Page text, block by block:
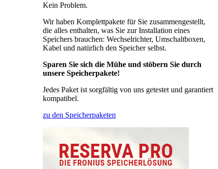
Kein Problem.
Wir haben Komplettpakete für Sie zusammengestellt,
die alles enthalten, was Sie zur Installation eines
Speichers brauchen: Wechselrichter, Umschaltboxen,
Kabel und natürlich den Speicher selbst.
Sparen Sie sich die Mühe und stöbern Sie durch
unsere Speicherpakete!
Jedes Paket ist sorgfältig von uns getestet und garantiert
kompatibel.
zu den Speicherpaketen